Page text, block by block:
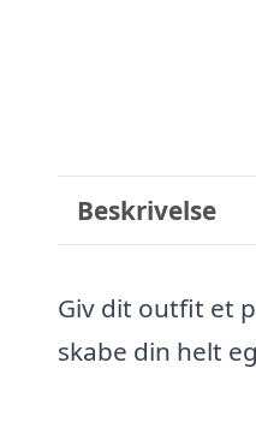
Beskrivelse
Giv dit outfit et
skabe din helt